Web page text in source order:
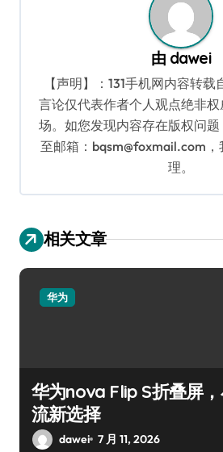
由 dawei
【声明】：131手机网内容转
言论仅代表作者个人观点绝非
场。如您发现内容存在版权问
至邮箱：bqsm@foxmail.com
理。
相关文章
华为
华为nova Flip S折叠屏
流新选择
dawei 7 月 11, 2026